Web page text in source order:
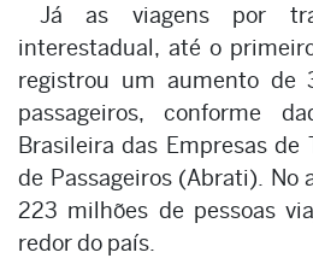
Já as viagens por
interestadual, até o
registrou um aumento de
passageiros, conforme
Brasileira das Empresas de
de Passageiros (Abrati). No
223 milhões de pessoas
redor do país.